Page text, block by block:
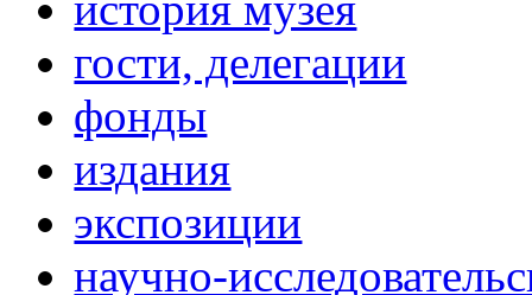
гости, делегации
фонды
издания
экспозиции
научно-